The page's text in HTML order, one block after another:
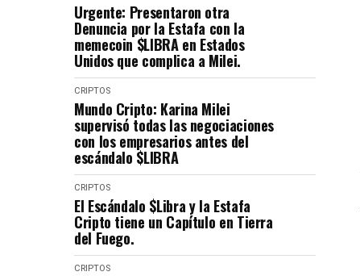
Urgente: Presentaron otra
Denuncia por la Estafa con la
memecoin $LIBRA en Estados
Unidos que complica a Milei.
CRIPTOS
Mundo Cripto: Karina Milei
supervisó todas las negociaciones
con los empresarios antes del
escándalo $LIBRA
CRIPTOS
El Escándalo $Libra y la Estafa
Cripto tiene un Capítulo en Tierra
del Fuego.
CRIPTOS